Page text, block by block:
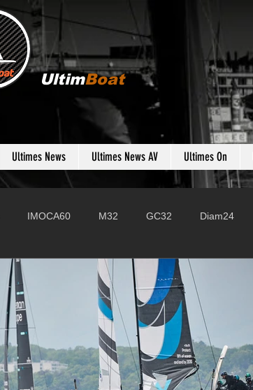
UltimBoat
Ultimes News Ultimes News AV Ultimes On
IMOCA60 M32 GC32 Diam24
Farr 280 Fast 40
Class Rhum JMD54 Botin 52
TF35 Business AC75 Open 7.50